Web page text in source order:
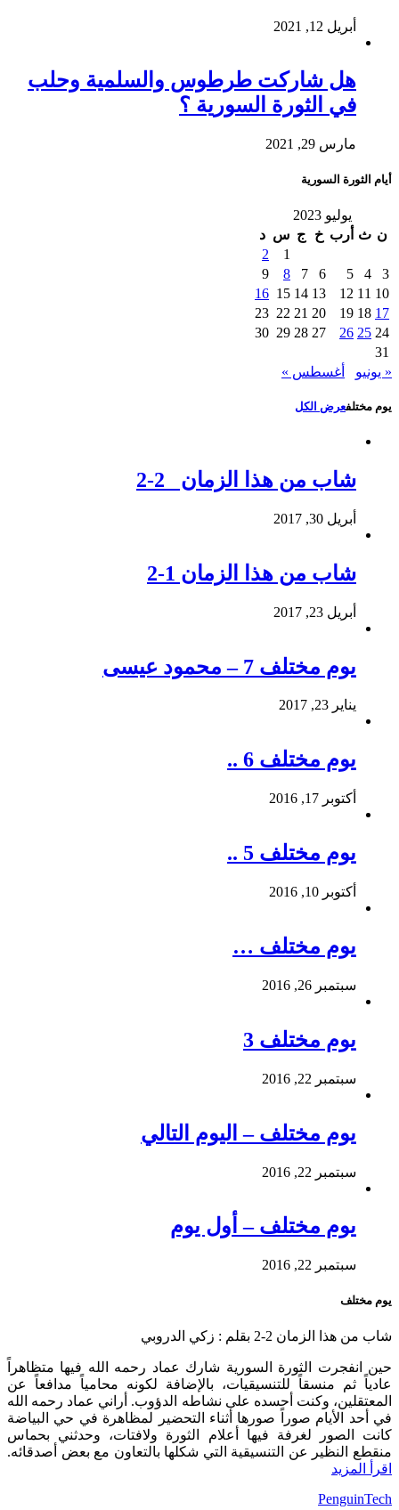
أبريل 12, 2021
هل شاركت طرطوس والسلمية وحلب
في الثورة السورية ؟
مارس 29, 2021
أيام الثورة السورية
يوليو 2023
ن ث أرب خ ج س د
1
2
3
4
5
6
7
8
9
10
11
12
13
14
15
16
17
18
19
20
21
22
23
24
25
26
27
28
29
30
31
« يونيو
أغسطس »
يوم مختلفعرض الكل
شاب من هذا الزمان 2-2
أبريل 30, 2017
شاب من هذا الزمان 1-2
أبريل 23, 2017
يوم مختلف 7 – محمود عيسى
يناير 23, 2017
يوم مختلف 6 ..
أكتوبر 17, 2016
يوم مختلف 5 ..
أكتوبر 10, 2016
يوم مختلف …
سبتمبر 26, 2016
يوم مختلف 3
سبتمبر 22, 2016
يوم مختلف – اليوم التالي
سبتمبر 22, 2016
يوم مختلف – أول يوم
سبتمبر 22, 2016
يوم مختلف
شاب من هذا الزمان 2-2 بقلم : زكي الدروبي
حين انفجرت الثورة السورية شارك عماد رحمه الله فيها متظاهراً
عادياً ثم منسقاً للتنسيقيات، بالإضافة لكونه محامياً مدافعاً عن
المعتقلين، وكنت أحسده على نشاطه الدؤوب. أراني عماد رحمه الله
في أحد الأيام صوراً صورها أثناء التحضير لمظاهرة في حي البياضة
كانت الصور لغرفة فيها أعلام الثورة ولافتات، وحدثني بحماس
منقطع النظير عن التنسيقية التي شكلها بالتعاون مع بعض أصدقائه.
اقرأ المزيد
PenguinTech